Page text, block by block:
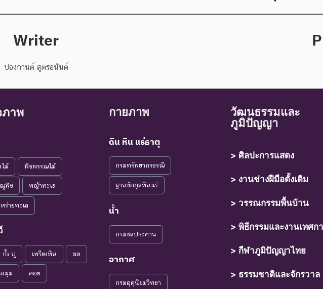
Writer
ปองกานต์ สูตรอนันต์
าพ
ไม้ พืชพรรณไม้
ณูพืช หญ้าทะเล
ร่ายทะเล
กั้ง ปู เพรียงหิน มด
งมุม หอย
กายภาพ
ดิน หิน แร่ธาตุ
กรมทรัพยากรธรณี
ฐานข้อมูลหินแร่
น้ำ
กรมชลประทาน
อากาศ
กรมอุตุนิยมวิทยา
วัฒนธรรมและ
ภูมิปัญญา
> ศิลปะการแสดง
> งานช่างฝีมือดั้งเดิม
> วรรณกรรมพื้นบ้าน
> พิธีกรรมและงานเทศก
> กีฬาภูมิปัญญาไทย
> ธรรมชาติและจักรวาล